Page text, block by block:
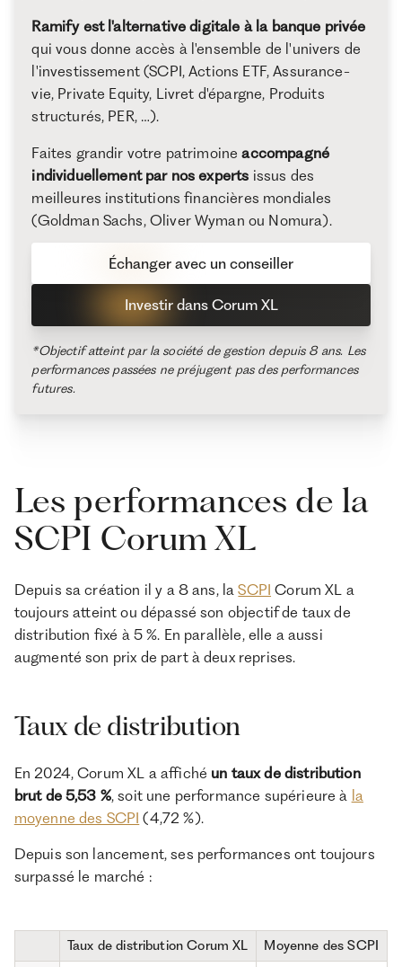
Ramify est l'alternative digitale à la banque privée
qui vous donne accès à l'ensemble de l'univers de
l'investissement (SCPI, Actions ETF, Assurance-
vie, Private Equity, Livret d'épargne, Produits
structurés, PER, …).
Faites grandir votre patrimoineaccompagné
individuellement par nos experts issus des
meilleures institutions financières mondiales
(Goldman Sachs, Oliver Wyman ou Nomura).
Investir dans Corum XL
Échanger avec un conseiller
*Objectif atteint par la société de gestion depuis 8 ans. Les
performances passées ne préjugent pas des performances
futures.
Les performances de la
SCPI Corum XL
Depuis sa création il y a 8 ans, laSCPI Corum XL a
toujours atteint ou dépassé son objectif de taux de
distribution fixé à 5 %. En parallèle, elle a aussi
augmenté son prix de part à deux reprises.
Taux de distribution
En 2024, Corum XL a affiché un taux de distribution
brut de 5,53 %, soit une performance supérieure à la
moyenne des SCPI (4,72 %).
Depuis son lancement, ses performances ont toujours
surpassé le marché :
Taux de distribution Corum XL Moyenne des SCPI